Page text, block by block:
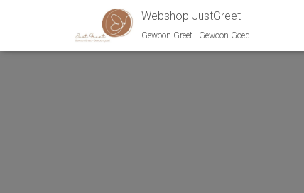
Webshop JustGreet
Gewoon Greet - Gewoon Goed